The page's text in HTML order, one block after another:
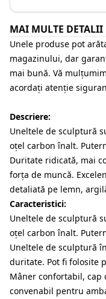
MAI MULTE DETALII
Unele produse pot
magazinului, dar
mai bună. Vă
acordați atenție
Descriere:
Uneltele de sculptură
oțel carbon înalt.
Duritate ridicată, mai
forța de muncă.
detaliată pe lemn,
Caracteristici:
Uneltele de sculptură
oțel carbon înalt.
Uneltele de sculptură
duritate. Pot fi folosite
Mâner confortabil,
convenabil pentru